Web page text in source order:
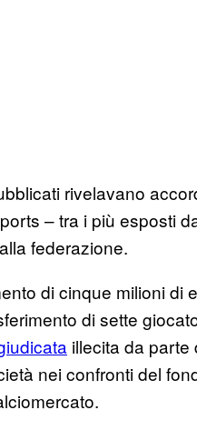
rivelavano
– tra i più esposti
federazione.
di cinque milioni di
di sette
illecita da
nei confronti del